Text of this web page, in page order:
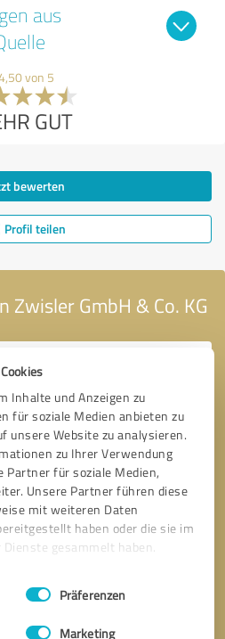
Inhalte und Anzeigen zu
für soziale Medien anbieten zu
unsere Website zu analysieren.
zu Ihrer Verwendung
Partner für soziale Medien,
Unsere Partner führen diese
mit weiteren Daten
haben oder die sie im
gesammelt haben.
Präferenzen
Marketing
aus
von 5
GUT
bewerten
Profil teilen
Zwisler GmbH & Co. KG